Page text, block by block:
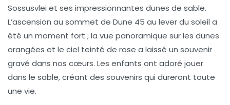
Sossusvlei et ses impressionnantes dunes de sable.
L’ascension au sommet de Dune 45 au lever du soleil a
été un moment fort ; la vue panoramique sur les dunes
orangées et le ciel teinté de rose a laissé un souvenir
gravé dans nos cœurs. Les enfants ont adoré jouer
dans le sable, créant des souvenirs qui dureront toute
une vie.